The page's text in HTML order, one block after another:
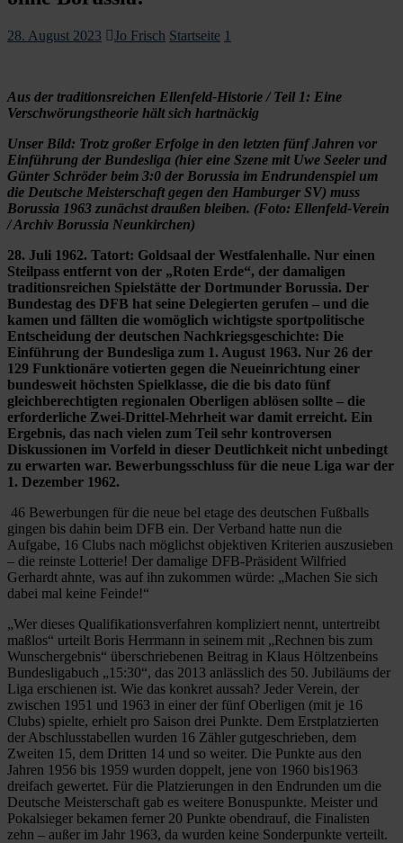
28. August 2023 Jo Frisch Startseite 1
Aus der traditionsreichen Ellenfeld-Historie / Teil 1: Eine
Verschwörungstheorie hält sich hartnäckig
Unser Bild: Trotz großer Erfolge in den letzten fünf Jahren vor
Einführung der Bundesliga (hier eine Szene mit Uwe Seeler und
Günter Schröder beim 3:0 der Borussia im Endrundenspiel um
die Deutsche Meisterschaft gegen den Hamburger SV) muss
Borussia 1963 zunächst draußen bleiben. (Foto: Ellenfeld-Verein
/ Archiv Borussia Neunkirchen)
28. Juli 1962. Tatort: Goldsaal der Westfalenhalle. Nur einen
Steilpass entfernt von der „Roten Erde“, der damaligen
traditionsreichen Spielstätte der Dortmunder Borussia. Der
Bundestag des DFB hat seine Delegierten gerufen – und die
kamen und fällten die womöglich wichtigste sportpolitische
Entscheidung der deutschen Nachkriegsgeschichte: Die
Einführung der Bundesliga zum 1. August 1963. Nur 26 der
129 Funktionäre votierten gegen die Neueinrichtung einer
bundesweit höchsten Spielklasse, die die bis dato fünf
gleichberechtigten regionalen Oberligen ablösen sollte – die
erforderliche Zwei-Drittel-Mehrheit war damit erreicht. Ein
Ergebnis, das nach vielen zum Teil sehr kontroversen
Diskussionen im Vorfeld in dieser Deutlichkeit nicht unbedingt
zu erwarten war. Bewerbungsschluss für die neue Liga war der
1. Dezember 1962.
46 Bewerbungen für die neue bel etage des deutschen Fußballs
gingen bis dahin beim DFB ein. Der Verband hatte nun die
Aufgabe, 16 Clubs nach möglichst objektiven Kriterien auszusieben
– die reinste Lotterie! Der damalige DFB-Präsident Wilfried
Gerhardt ahnte, was auf ihn zukommen würde: „Machen Sie sich
dabei mal keine Feinde!“
„Wer dieses Qualifikationsverfahren kompliziert nennt, untertreibt
maßlos“ urteilt Boris Herrmann in seinem mit „Rechnen bis zum
Wunschergebnis“ überschriebenen Beitrag in Klaus Höltzenbeins
Bundesligabuch „15:30“, das 2013 anlässlich des 50. Jubiläums der
Liga erschienen ist. Wie das konkret aussah? Jeder Verein, der
zwischen 1951 und 1963 in einer der fünf Oberligen (mit je 16
Clubs) spielte, erhielt pro Saison drei Punkte. Dem Erstplatzierten
der Abschlusstabellen wurden 16 Zähler gutgeschrieben, dem
Zweiten 15, dem Dritten 14 und so weiter. Die Punkte aus den
Jahren 1956 bis 1959 wurden doppelt, jene von 1960 bis1963
dreifach gewertet. Für die Platzierungen in den Endrunden um die
Deutsche Meisterschaft gab es weitere Bonuspunkte. Meister und
Pokalsieger bekamen ferner 20 Punkte obendrauf, die Finalisten
zehn – außer im Jahr 1963, da wurden keine Sonderpunkte verteilt.